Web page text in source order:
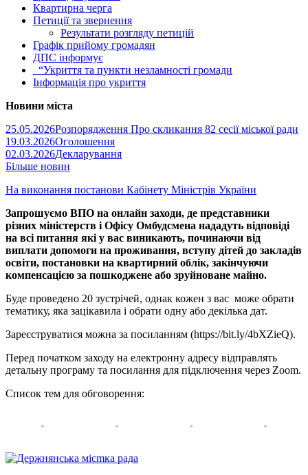
Квартирна черга
Петиції та звернення
Результати розгляду петицій
Графік прийому громадян
ДПС інформує
“Укриття та пункти незламності громади
Інформація про укриття
Новини міста
25.05.2026Розпорядження Про скликання 82 сесії міської ради
19.03.2026Оголошення
02.03.2026Декларування
Більше новин
На виконання постанови Кабінету Міністрів України
Запрошуємо ВПО на онлайн заходи, де представники
різних міністерств і Офісу Омбудсмена нададуть відповіді
на всі питання які у вас виникають, починаючи від
виплати допомоги на проживання, вступу дітей до закладів
освіти, постановки на квартирний облік, закінчуючи
компенсацією за пошкоджене або зруйноване майно.
Буде проведено 20 зустрічей, однак кожен з вас може обрати
тематику, яка зацікавила і обрати одну або декілька дат.
Зареєструватися можна за посиланням (https://bit.ly/4bXZieQ).
Перед початком заходу на електронну адресу відправлять
детальну програму та посилання для підключення через Zoom.
Список тем для обговорення: